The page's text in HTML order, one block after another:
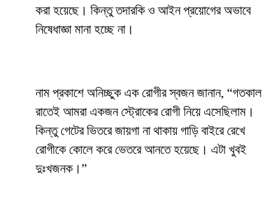
করা হয়েছে। কিন্তু তদারকি ও আইন প্রয়োগের অভাবে
নিষেধাজ্ঞা মানা হচ্ছে না।
নাম প্রকাশে অনিচ্ছুক এক রোগীর স্বজন জানান, “গতকাল
রাতেই আমরা একজন স্ট্রোকের রোগী নিয়ে এসেছিলাম।
কিন্তু গেটের ভিতরে জায়গা না থাকায় গাড়ি বাইরে রেখে
রোগীকে কোলে করে ভেতরে আনতে হয়েছে। এটা খুবই
দুঃখজনক।”